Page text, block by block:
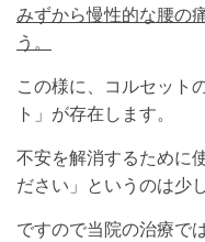
みずから慢性的な腰の
う。
この様に、コルセット
ト」が存在します。
不安を解消するために
ださい」というのは少
ですので当院の治療で